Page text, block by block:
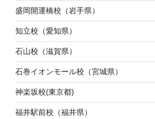
盛岡開運橋校（岩手県）
知立校（愛知県）
石山校（滋賀県）
石巻イオンモール校（宮城県）
神楽坂校(東京都)
福井駅前校（福井県）